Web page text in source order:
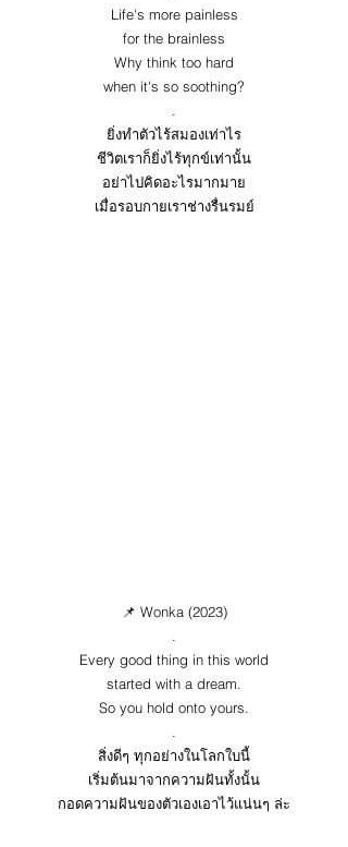
Life's more painless
for the brainless
Why think too hard
when it's so soothing?
.
ยิ่งทำตัวไร้สมองเท่าไร
ชีวิตเราก็ยิ่งไร้ทุกข์เท่านั้น
อย่าไปคิดอะไรมากมาย
เมื่อรอบกายเราช่างรื่นรมย์
📌 Wonka (2023)
.
Every good thing in this world
started with a dream.
So you hold onto yours.
.
สิ่งดีๆ ทุกอย่างในโลกใบนี้
เริ่มต้นมาจากความฝันทั้งนั้น
กอดความฝันของตัวเองเอาไว้แน่นๆ ล่ะ